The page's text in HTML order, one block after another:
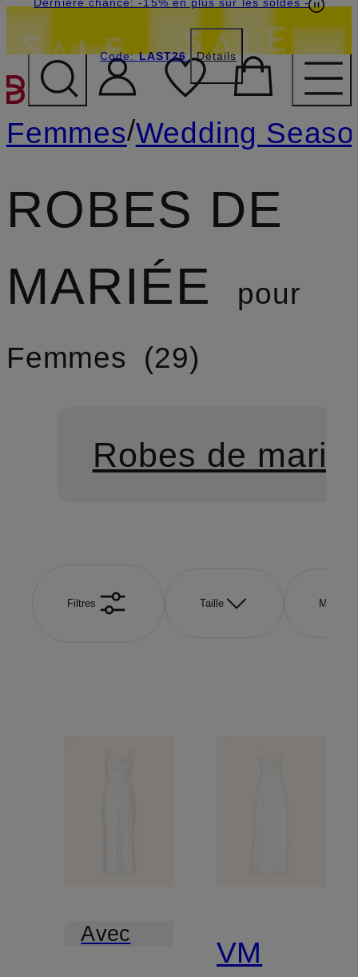
PASSER AU CONTENU
Code:LAST26 Détails
Femmes/Wedding
ROBES DE
MARIÉE
pour
Femmes
29
Robes de
Filtres Taille Marque
Avec
VM